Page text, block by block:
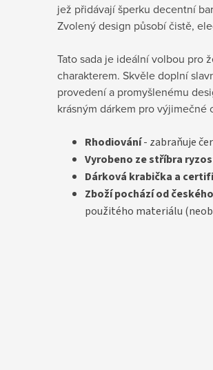
jež přidávají šperku decentní
Zvolený design působí čistě,
Tato sada je ideální volbou pro
charakterem. Skvěle doplní
provedení a promyšlenému
krásným dárkem pro výjimečné
Rhodiování- zabraňuje
Vyrobeno ze stříbra
Dárková krabička a
Zboží pochází od
použitého materiálu